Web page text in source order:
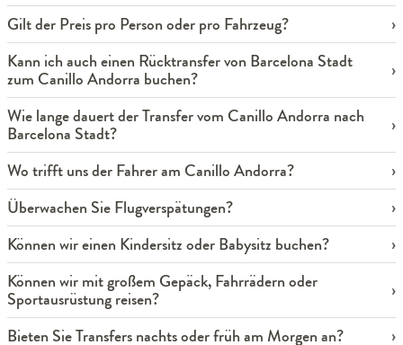
Gilt der Preis pro Person oder pro Fahrzeug?
Kann ich auch einen Rücktransfer von Barcelona Stadt
zum Canillo Andorra buchen?
Wie lange dauert der Transfer vom Canillo Andorra nach
Barcelona Stadt?
Wo trifft uns der Fahrer am Canillo Andorra?
Überwachen Sie Flugverspätungen?
Können wir einen Kindersitz oder Babysitz buchen?
Können wir mit großem Gepäck, Fahrrädern oder
Sportausrüstung reisen?
Bieten Sie Transfers nachts oder früh am Morgen an?